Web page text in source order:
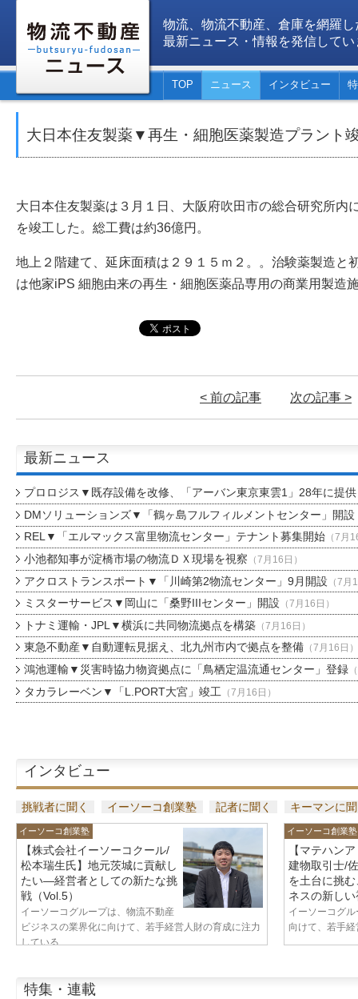
物流、物流不動産、倉庫を網羅し
最新ニュース・情報を発信してい
TOP ニュース インタビュー
大日本住友製薬▼再生・細胞医薬製造プラント
大日本住友製薬は３月１日、大阪府吹田市の総合研究所内
を竣工した。総工費は約36億円。
地上２階建て、延床面積は２９１５ｍ２。。治験薬製造と
は他家iPS 細胞由来の再生・細胞医薬品専用の商業用製造
< 前の記事 次の記事 >
最新ニュース
プロロジス▼既存設備を改修、「アーバン東京東雲1」28年に提供
DMソリューションズ▼「鶴ヶ島フルフィルメントセンター」開設
REL▼「エルマックス富里物流センター」テナント募集開始（7月
小池都知事が淀橋市場の物流ＤＸ現場を視察 （7月16日）
アクロストランスポート▼「川崎第2物流センター」9月開設 （7月
ミスターサービス▼岡山に「桑野IIIセンター」開設 （7月16日）
トナミ運輸・JPL▼横浜に共同物流拠点を構築（7月16日）
東急不動産▼自動運転見据え、北九州市内で拠点を整備（7月16日）
鴻池運輸▼災害時協力物資拠点に「鳥栖定温流通センター」登録
タカラレーベン▼「L.PORT大宮」竣工 （7月16日）
インタビュー
挑戦者に聞く イーソーコ創業塾 記者に聞く キーマンに
イーソーコ創業塾
【株式会社イーソーコクール/
松本瑞生氏】地元茨城に貢献し
たい—経営者としての新たな挑
戦（Vol.5）
イーソーコグループは、物流不動産
ビジネスの業界化に向けて、若手経営人財の育成に注力
している...
イーソーコ創業塾
【マテハン
建物取引士/
を土台に挑
ネスの新し
イーソーコグ
向けて、若手
特集・連載